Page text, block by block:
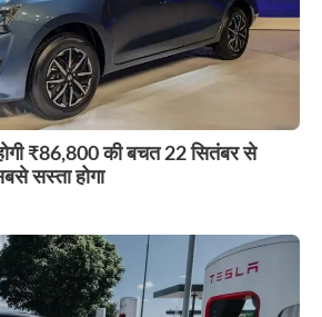
₹86,800 की बचत 22 सितंबर से
सस्ता होगा